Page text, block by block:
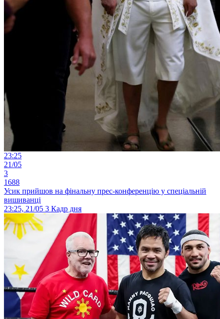
23:25
21/05
3
1688
Усик прийшов на фінальну прес-конференцію у спеціальній
вишиванці
23:25, 21/05 3 Кадр дня